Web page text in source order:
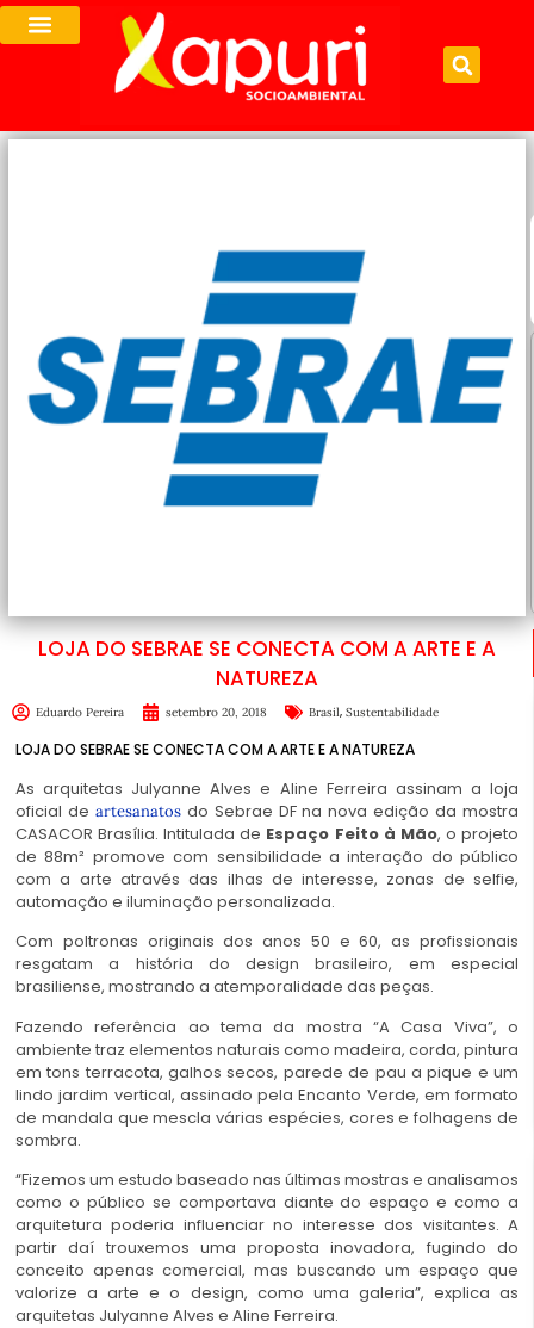
LOJA DO SEBRAE SE CONECTA COM A ARTE E A
NATUREZA
Eduardo Pereira setembro 20, 2018 Brasil, Sustentabilidade
LOJA DO SEBRAE SE CONECTA COM A ARTE E A NATUREZA
As arquitetas Julyanne Alves e Aline Ferreira assinam a loja
oficial de artesanatosdo Sebrae DF na nova edição da mostra
CASACOR Brasília. Intitulada de Espaço Feito à Mão, o projeto
de 88m² promove com sensibilidade a interação do público
com a arte através das ilhas de interesse, zonas de selfie,
automação e iluminação personalizada.
Com poltronas originais dos anos 50 e 60, as profissionais
resgatam a história do design brasileiro, em especial
brasiliense, mostrando a atemporalidade das peças.
Fazendo referência ao tema da mostra “A Casa Viva”, o
ambiente traz elementos naturais como madeira, corda, pintura
em tons terracota, galhos secos, parede de pau a pique e um
lindo jardim vertical, assinado pela Encanto Verde, em formato
de mandala que mescla várias espécies, cores e folhagens de
sombra.
“Fizemos um estudo baseado nas últimas mostras e analisamos
como o público se comportava diante do espaço e como a
arquitetura poderia influenciar no interesse dos visitantes. A
partir daí trouxemos uma proposta inovadora, fugindo do
conceito apenas comercial, mas buscando um espaço que
valorize a arte e o design, como uma galeria”, explica as
arquitetas Julyanne Alves e Aline Ferreira.